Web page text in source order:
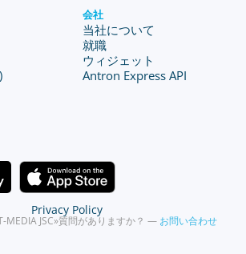
会社
当社について
就職
ウィジェット
Antron Express API
MEDIA JSC»質問がありますか？ — お問い合わせ
Privacy Policy